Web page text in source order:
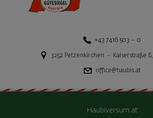
+43 7416 503 – 0
3252 Petzenkirchen - Kaiserstraße 8,
office@haubis.at
Haubiversum.at